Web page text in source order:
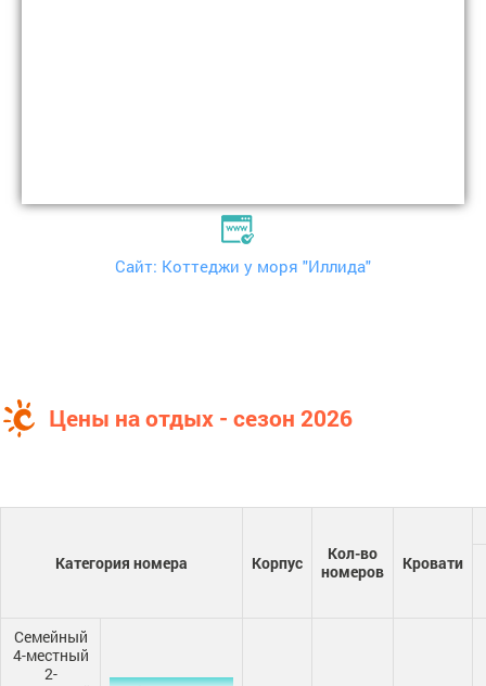
Сайт: Коттеджи у моря "Иллида"
Цены на отдых - сезон 2026
Категория номера Корпус
Кол-во
номеров
Кровати
Семейный
4-местный
2-